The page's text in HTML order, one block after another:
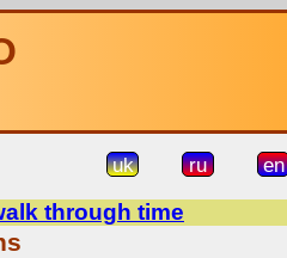
uk ru en
through time